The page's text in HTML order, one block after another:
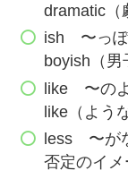
dramatic（
ish 〜っ
boyish（
like 〜の
like（よう
less 〜が
否定のイ